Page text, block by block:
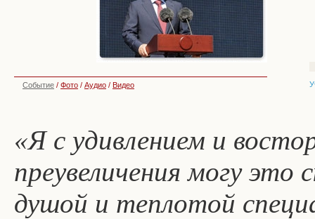
Событие / Фото / Аудио / Видео
«Я с удивлением и
преувеличения могу это
душой и теплотой